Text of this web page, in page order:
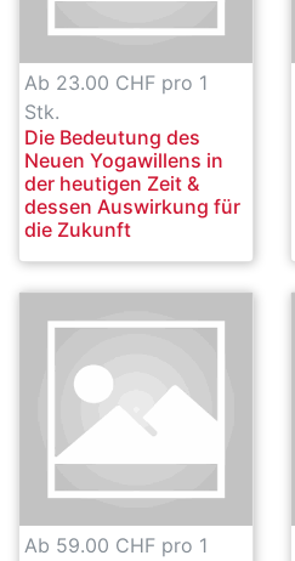
Ab 23.00 CHF pro 1
Stk.
Die Bedeutung des
Neuen Yogawillens in
der heutigen Zeit &
dessen Auswirkung für
die Zukunft
Ab 59.00 CHF pro 1